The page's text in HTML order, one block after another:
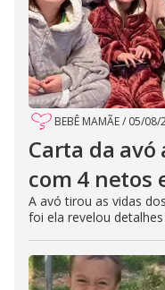
BEBÊ MAMÃE/ 05/08/
Carta da avó
com 4 netos
A avó tirou as vidas
foi ela revelou